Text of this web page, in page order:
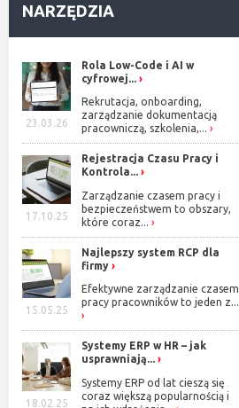
NARZĘDZIA
23.03.26
Rola Low-Code i AI w
cyfrowej...
Rekrutacja, onboarding,
zarządzanie dokumentacją
pracowniczą, szkolenia,...
17.10.25
Rejestracja Czasu Pracy i
Kontrola...
Zarządzanie czasem pracy i
bezpieczeństwem to obszary,
które coraz...
15.05.25
Najlepszy system RCP dla
firmy
Efektywne zarządzanie czasem
pracy pracowników to jeden z...
18.02.25
Systemy ERP w HR – jak
usprawniają...
Systemy ERP od lat cieszą się
coraz większą popularnością i